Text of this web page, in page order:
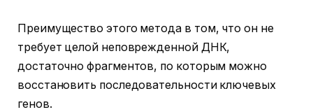
Преимущество этого метода в том, что он не
требует целой неповрежденной ДНК,
достаточно фрагментов, по которым можно
восстановить последовательности ключевых
генов.